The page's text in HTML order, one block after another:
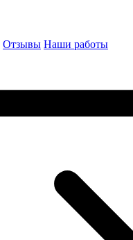
Отзывы Наши работы